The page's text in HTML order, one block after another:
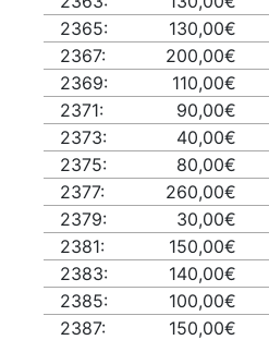
2365:
130,00€
2367:
200,00€
2369:
110,00€
2371:
90,00€
2373:
40,00€
2375:
80,00€
2377:
260,00€
2379:
30,00€
2381:
150,00€
2383:
140,00€
2385:
100,00€
2387:
150,00€